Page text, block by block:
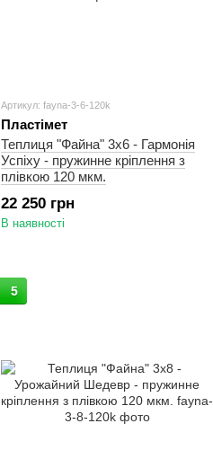
Артикул: fayna-3-6-120k
Пластімет
Теплиця "Файна" 3х6 - Гармонія
Успіху - пружинне кріплення з
плівкою 120 мкм.
22 250 грн
В наявності
5